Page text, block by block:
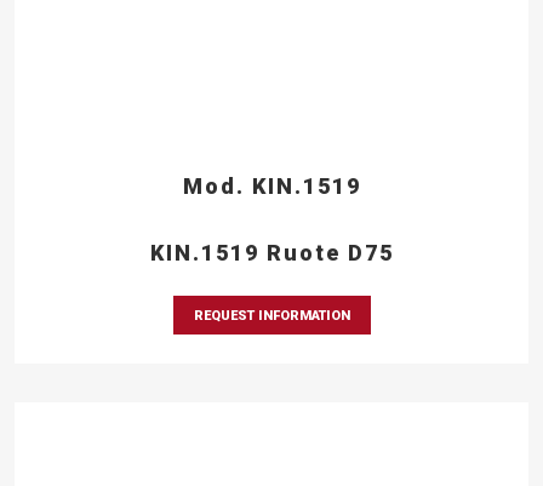
Mod. KIN.1519
KIN.1519 Ruote D75
REQUEST INFORMATION